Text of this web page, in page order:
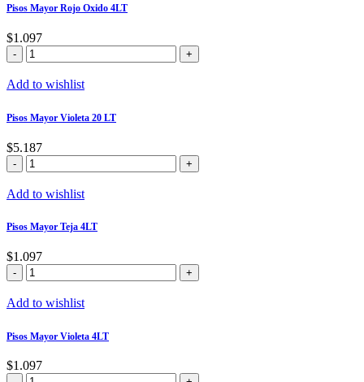
Pisos Mayor Rojo Oxido 4LT
$1.097
Pisos
Mayor
Rojo
cantidad
Add to wishlist
Pisos Mayor Violeta 20 LT
$5.187
Pisos
Mayor
Violeta
LT
cantidad
Add to wishlist
Pisos Mayor Teja 4LT
$1.097
Pisos
Mayor
Teja
Add to wishlist
Pisos Mayor Violeta 4LT
$1.097